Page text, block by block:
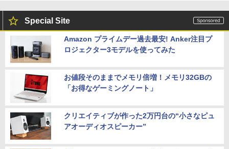
Special Site
Amazon プライムデー過去最安! Anker注目プ
ロジェクター3モデルを使ってみた
お値段そのままでメモリ倍増！メモリ32GBの
「お得なゲーミングノート」
クリエイティブが作った2万円台の“小さなピュ
アオーディオスピーカー”